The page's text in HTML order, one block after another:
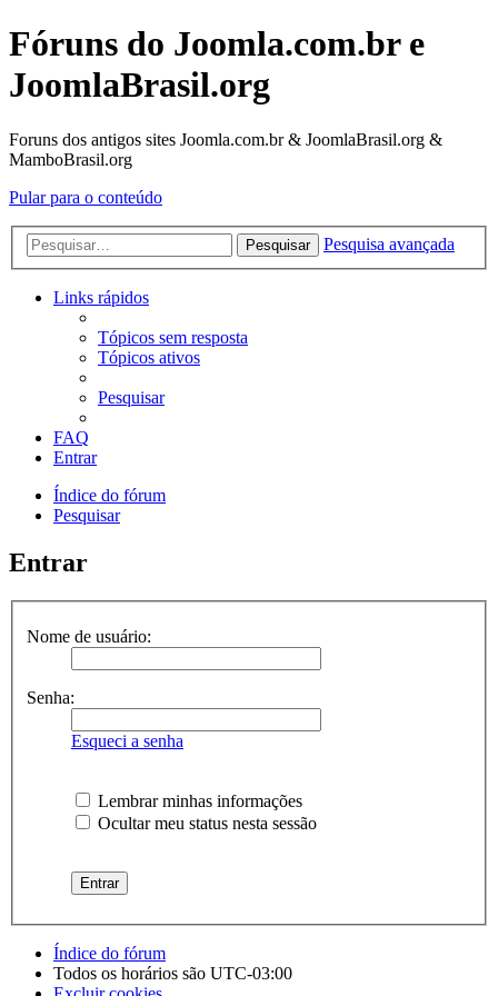
Fóruns do Joomla.com.br e
JoomlaBrasil.org
Foruns dos antigos sites Joomla.com.br & JoomlaBrasil.org &
MamboBrasil.org
Pular para o conteúdo
Pesquisar Pesquisa avançada
Links rápidos
Tópicos sem resposta
Tópicos ativos
Pesquisar
FAQ
Entrar
Índice do fórum
Pesquisar
Entrar
Nome de usuário:
Senha:
Esqueci a senha
Lembrar minhas informações
Ocultar meu status nesta sessão
Índice do fórum
Todos os horários são UTC-03:00